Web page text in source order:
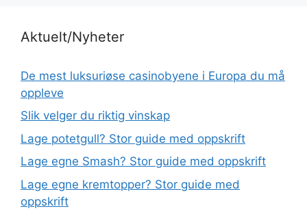
Aktuelt/Nyheter
De mest luksuriøse casinobyene i Europa du må
oppleve
Slik velger du riktig vinskap
Lage potetgull? Stor guide med oppskrift
Lage egne Smash? Stor guide med oppskrift
Lage egne kremtopper? Stor guide med
oppskrift